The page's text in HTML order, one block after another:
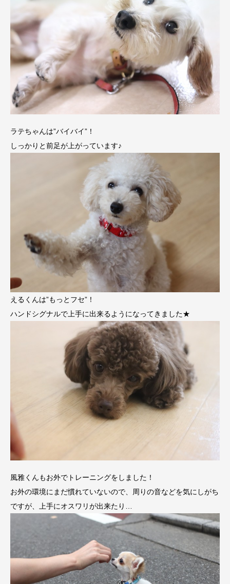
ラテちゃんは”バイバイ”！
しっかりと前足が上がっています♪
えるくんは”もっとフセ”！
ハンドシグナルで上手に出来るようになってきました★
風雅くんもお外でトレーニングをしました！
お外の環境にまだ慣れていないので、周りの音などを気にしがち
ですが、上手にオスワリが出来たり…